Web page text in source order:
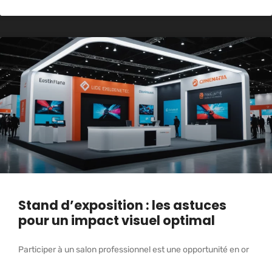
Stand d’exposition : les astuces
pour un impact visuel optimal
Participer à un salon professionnel est une opportunité en or